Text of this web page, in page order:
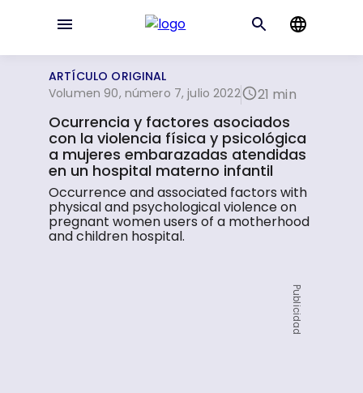
ARTÍCULO ORIGINAL
Volumen 90, número 7, julio 2022
21 min
Ocurrencia y factores asociados
con la violencia física y psicológica
a mujeres embarazadas atendidas
en un hospital materno infantil
Occurrence and associated factors with
physical and psychological violence on
pregnant women users of a motherhood
and children hospital.
Publicidad